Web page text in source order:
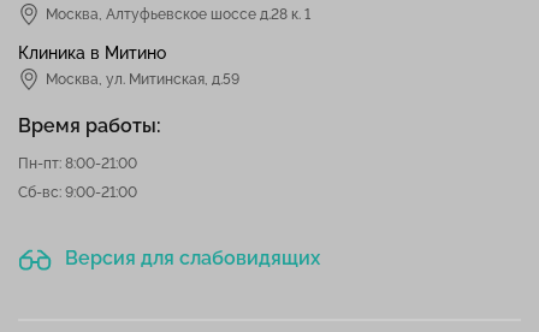
Москва Алтуфьевское шоссе д.28 к. 1
Клиника в Митино
Москва, ул. Митинская, д.59
Время работы:
Пн-пт: 8:00-21:00
Сб-вс: 9:00-21:00
Версия для слабовидящих